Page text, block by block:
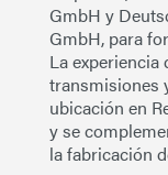
GmbH y
GmbH, para
La experiencia
transmisiones
ubicación en
y se
la fabricación